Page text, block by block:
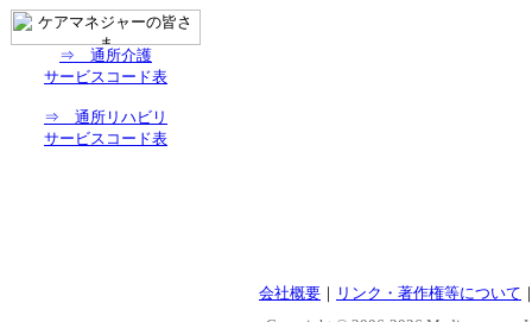
⇒ 通所介護
サービスコード表
⇒ 通所リハビリ
サービスコード表
会社概要 ｜ リンク・著作権等について